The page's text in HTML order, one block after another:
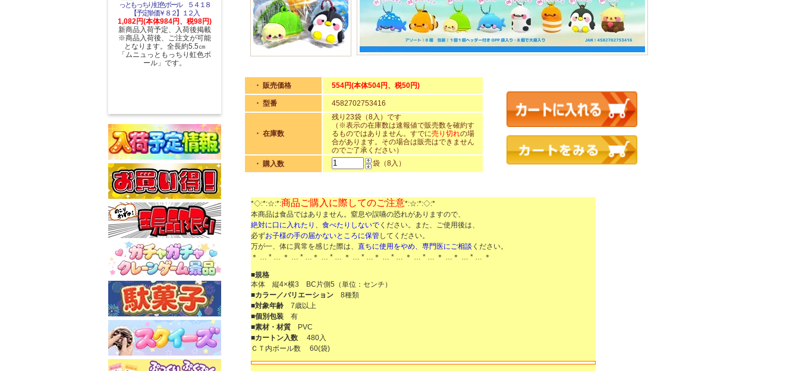
っともっちり虹色ボール ５４１８
【予定単価￥８２】１２入
1,082円(本体984円、税98円)
新商品入荷予定、入荷後掲載
※商品入荷後、ご注文が可能
となります。全長約5.5㎝
「ムニュっともっちり虹色ボ
ール」です。
・ 販売価格 554円(本体504円、税50円)
・ 型番 4582702753416
・ 在庫数
残り23袋（8入）です
（※表示の在庫数は速報値で販売数を確約す
るものではありません。すでに売り切れの場
合があります。その場合は販売はできません
のでご了承ください）
・ 購入数
袋（8入）
*◇:*:☆:*:商品ご購入に際してのご注意*:☆:*:◇:*
本商品は食品ではありません。窒息や誤嚥の恐れがありますので、
絶対に口に入れたり、食べたりしないで ください。また、ご使用後は、
必ずお子様の手の届かないところに保管してください。
万が一、体に異常を感じた際は、 直ちに使用をやめ、専門医にご相談 ください。
＊ … * … ＊ … * …＊ … * … ＊ … * …＊ … * … ＊ … * … ＊ …＊ … * … ＊
■規格
本体 縦4×横3 BC片側5（単位：センチ）
■カラー／バリエーション 8種類
■対象年齢 7歳以上
■個別包装 有
■素材・材質 PVC
■カートン入数
480入
ＣＴ内ボール数
60(袋)